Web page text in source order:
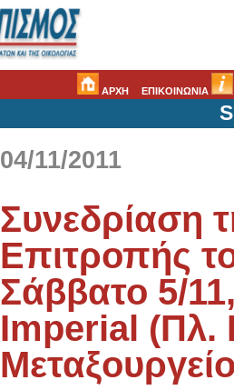
ΑΡΧΗ ΕΠΙΚΟΙΝΩΝΙΑ
04/11/2011
Συνεδρίαση
Επιτροπής
Σάββατο 5/
Imperial (Πλ.